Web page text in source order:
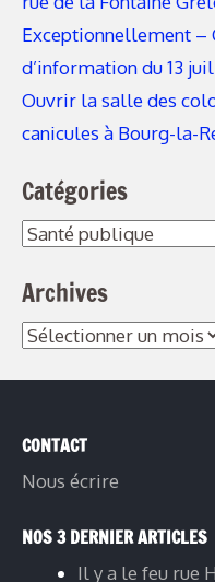
Exceptionnellement –
d’information du 13
Ouvrir la salle des
canicules à Bourg-la-
Catégories
Catégories
Archives
Archives
CONTACT
Nous écrire
NOS 3 DERNIER ARTICLES
Il y a le feu rue